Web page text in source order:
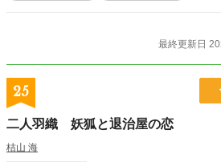
最終更新日
25
二人羽織 妖狐と退治屋の恋
桔山 海